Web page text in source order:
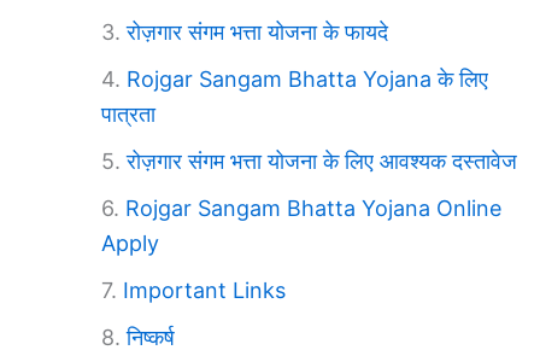
रोज़गार संगम भत्ता योजना के फायदे
Rojgar Sangam Bhatta Yojana के लिए
पात्रता
रोज़गार संगम भत्ता योजना के लिए आवश्यक दस्तावेज
Rojgar Sangam Bhatta Yojana Online
Apply
Important Links
निष्कर्ष